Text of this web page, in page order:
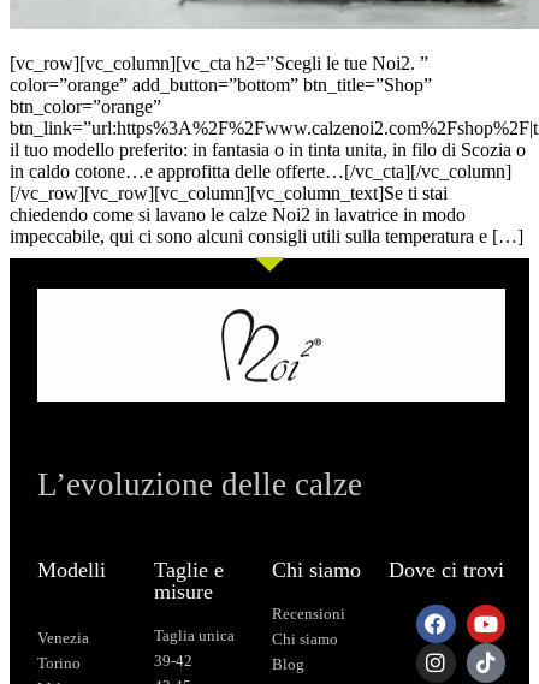
[vc_row][vc_column][vc_cta h2=”Scegli le tue Noi2. ”
color=”orange” add_button=”bottom” btn_title=”Shop”
btn_color=”orange”
il tuo modello preferito: in fantasia o in tinta unita, in filo di Scozia o
in caldo cotone…e approfitta delle offerte…[/vc_cta][/vc_column]
[/vc_row][vc_row][vc_column][vc_column_text]Se ti stai
chiedendo come si lavano le calze Noi2 in lavatrice in modo
impeccabile, qui ci sono alcuni consigli utili sulla temperatura e […]
L’evoluzione delle calze
Modelli
Venezia
Torino
Taglie e
misure
Taglia unica
39-42
Chi siamo
Recensioni
Chi siamo
Blog
Dove ci trovi